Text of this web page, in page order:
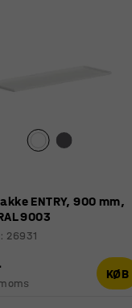
ENTRY, 900 mm,
9003
: 26931
KØB